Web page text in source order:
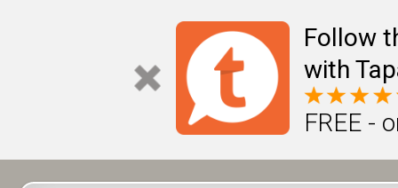
Follow
with
FREE -